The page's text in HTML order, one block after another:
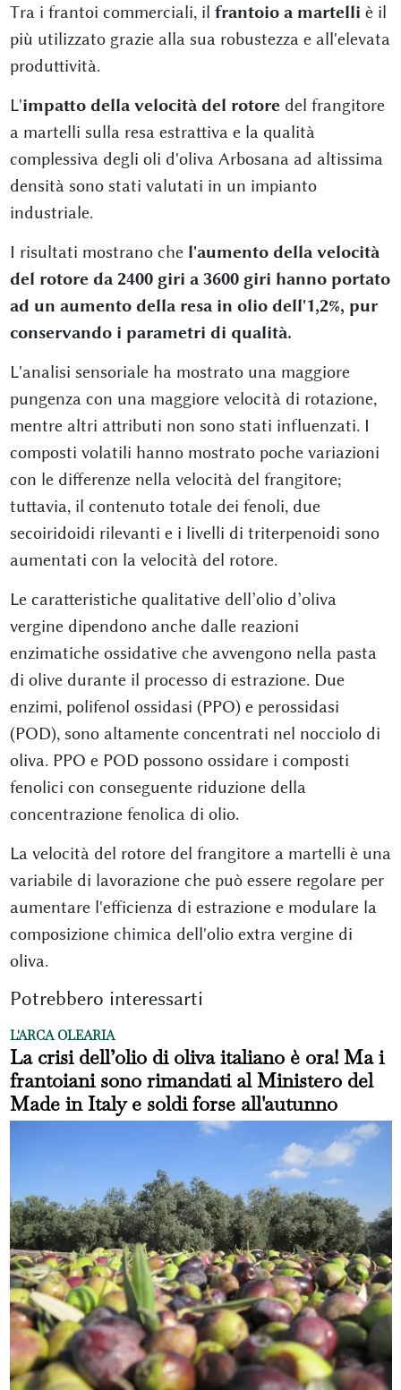
Tra i frantoi commerciali, il frantoio a martelli è il
più utilizzato grazie alla sua robustezza e all'elevata
produttività.
L'impatto della velocità del rotoredel frangitore
a martelli sulla resa estrattiva e la qualità
complessiva degli oli d'oliva Arbosana ad altissima
densità sono stati valutati in un impianto
industriale.
I risultati mostrano che l'aumento della velocità
del rotore da 2400 giri a 3600 giri hanno portato
ad un aumento della resa in olio dell'1,2%, pur
conservando i parametri di qualità.
L'analisi sensoriale ha mostrato una maggiore
pungenza con una maggiore velocità di rotazione,
mentre altri attributi non sono stati influenzati. I
composti volatili hanno mostrato poche variazioni
con le differenze nella velocità del frangitore;
tuttavia, il contenuto totale dei fenoli, due
secoiridoidi rilevanti e i livelli di triterpenoidi sono
aumentati con la velocità del rotore.
Le caratteristiche qualitative dell’olio d’oliva
vergine dipendono anche dalle reazioni
enzimatiche ossidative che avvengono nella pasta
di olive durante il processo di estrazione. Due
enzimi, polifenol ossidasi (PPO) e perossidasi
(POD), sono altamente concentrati nel nocciolo di
oliva. PPO e POD possono ossidare i composti
fenolici con conseguente riduzione della
concentrazione fenolica di olio.
La velocità del rotore del frangitore a martelli è una
variabile di lavorazione che può essere regolare per
aumentare l'efficienza di estrazione e modulare la
composizione chimica dell'olio extra vergine di
oliva.
Potrebbero interessarti
L'ARCA OLEARIA
La crisi dell’olio di oliva italiano è ora! Ma i
frantoiani sono rimandati al Ministero del
Made in Italy e soldi forse all'autunno